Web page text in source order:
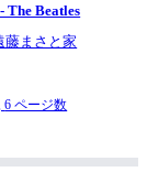
The Beatles
藤まさと家
6 ページ数